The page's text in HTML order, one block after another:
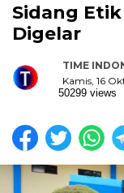
Sidang
Digelar
TIME
Kamis, 16
50299 views